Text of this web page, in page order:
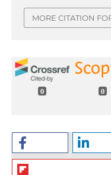
MORE CITATION
0 0